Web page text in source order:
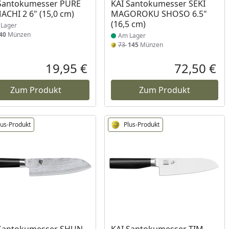
Preis
PURE
2 6" (15,0 cm)
Münzen
Aktueller Preis
19,95 €
Zum Produkt
KAI Santokumesser SEKI
MAGOROKU SHOSO 6.5"
(16,5 cm)
Am Lager
73145 Münzen
72,50 €
Zum Produkt
Produkt Plus-Produkt